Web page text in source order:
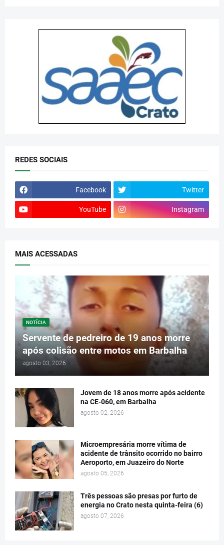
REDES SOCIAIS
Facebook Twitter
YouTube Instagram
MAIS ACESSADAS
NOTÍCIA
Servente de pedreiro de 19 anos morre
após colisão entre motos em Barbalha
agosto 03, 2026
Jovem de 18 anos morre após acidente
na CE-060, em Barbalha
agosto 02, 2026
Microempresária morre vítima de
acidente de trânsito ocorrido no bairro
Aeroporto, em Juazeiro do Norte
agosto 05, 2026
Três pessoas são presas por furto de
energia no Crato nesta quinta-feira (6)
agosto 07, 2026